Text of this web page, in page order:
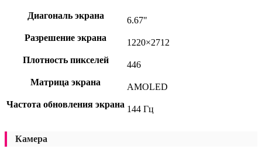
Диагональ экрана
6.67"
Разрешение экрана
1220×2712
Плотность пикселей
446
Матрица экрана
AMOLED
Частота обновления экрана 144 Гц
Камера